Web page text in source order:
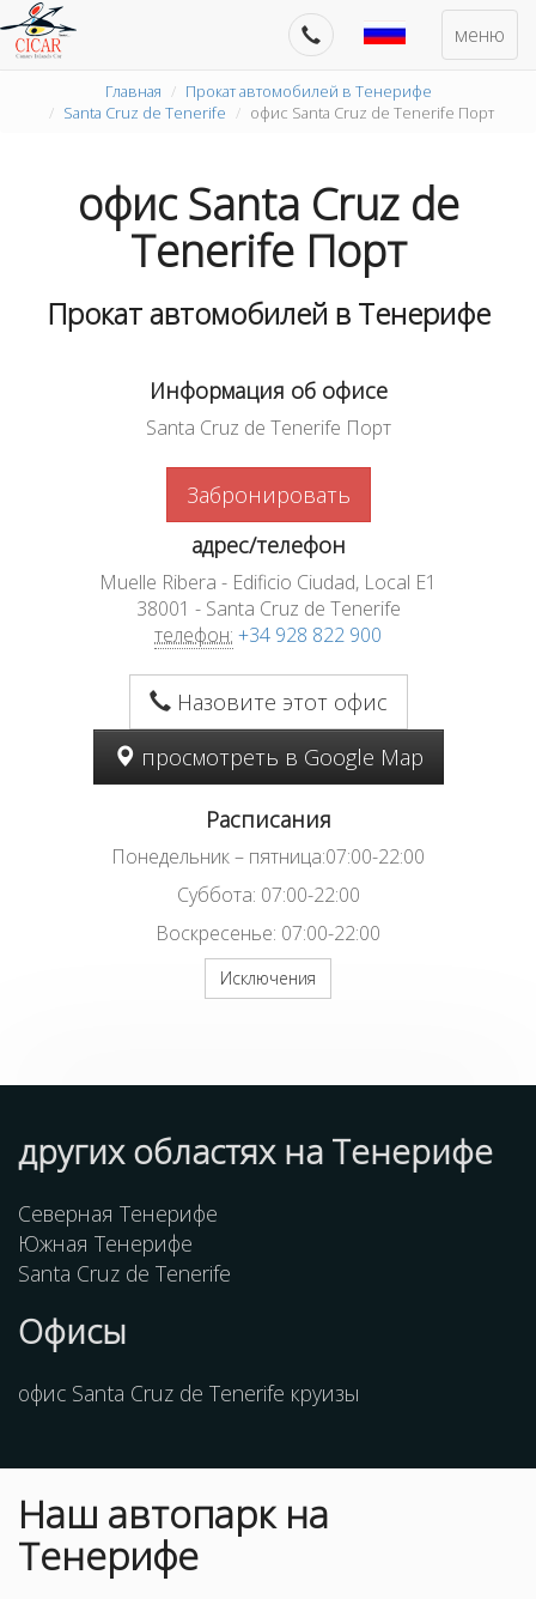
меню
Главная
Прокат автомобилей в Тенерифе
Santa Cruz de Tenerife
офис Santa Cruz de Tenerife Порт
офис Santa Cruz de
Tenerife Порт
Прокат автомобилей в Тенерифе
Информация об офисе
Santa Cruz de Tenerife Порт
Забронировать
адрес/телефон
Muelle Ribera - Edificio Ciudad, Local E1
38001 - Santa Cruz de Tenerife
телефон: +34 928 822 900
Назовите этот офис
просмотреть в Google Map
Расписания
Понедельник – пятница:07:00-22:00
Суббота: 07:00-22:00
Воскресенье: 07:00-22:00
Исключения
других областях на Тенерифе
Северная Тенерифе
Южная Тенерифе
Santa Cruz de Tenerife
Офисы
офис Santa Cruz de Tenerife круизы
Наш автопаркна
Тенерифе